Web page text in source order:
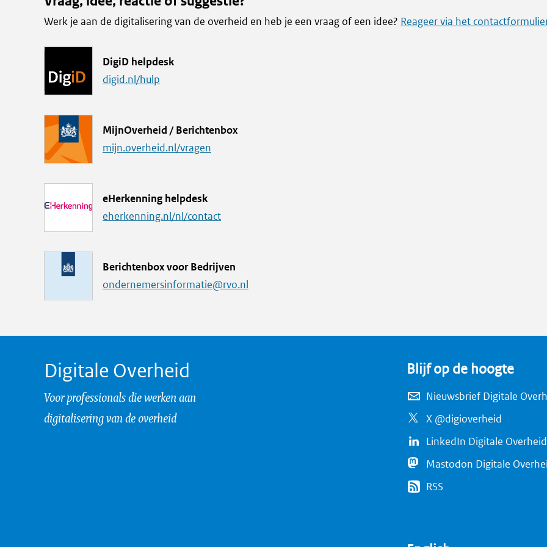
Werk je aan de digitalisering van de overheid en heb je een vraag of een idee? Reageer via het
L
i
DigiD helpdesk
digid.nl/hulp
L
i
MijnOverheid / Berichtenbox
mijn.overheid.nl/vragen
L
i
eHerkenning helpdesk
eherkenning.nl/nl/contact
M
a
a
r
Berichtenbox voor Bedrijven
ondernemersinformatie@rvo.nl
Digitale Overheid
Voor professionals die werken aan
digitalisering van de overheid
Blijf op de hoogte
Nieuwsbrief Digitale
X @digioverheid
LinkedIn Digitale Overheid
Mastodon Digitale
RSS